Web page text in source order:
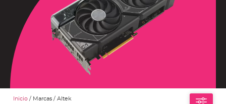
Inicio / Marcas / Altek